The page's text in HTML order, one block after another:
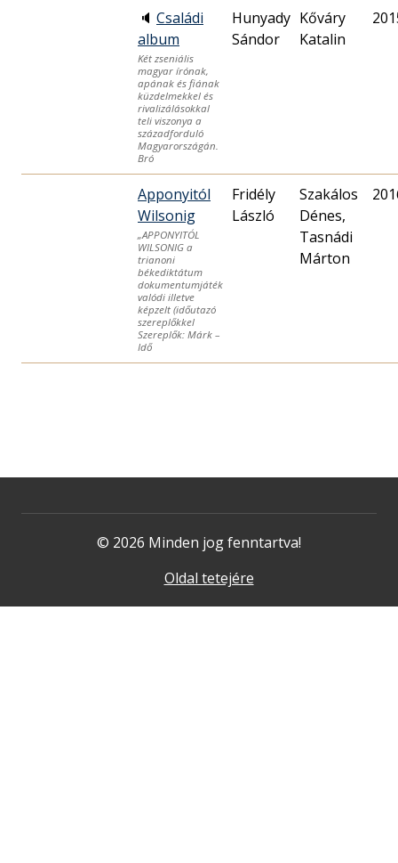
🔈 Családi
album
Két zseniális
magyar írónak,
apának és fiának
küzdelmekkel és
rivalizálásokkal
teli viszonya a
századforduló
Magyarországán.
Bró
Hunyady
Sándor
Kőváry
Katalin
Apponyitól
Wilsonig
„APPONYITÓL
WILSONIG a
trianoni
békediktátum
dokumentumjáték
valódi illetve
képzelt (időutazó
szereplőkkel
Szereplők: Márk –
Idő
Fridély
László
Szakálos
Dénes,
Tasnádi
Márton
© 2026 Minden jog fenntartva!
Oldal tetejére